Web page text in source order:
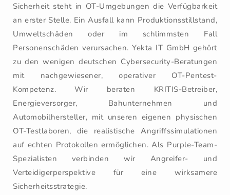
Sicherheit steht in OT-Umgebungen die Verfügbarkeit
an erster Stelle. Ein Ausfall kann Produktionsstillstand,
Umweltschäden oder im schlimmsten Fall
Personenschäden verursachen. Yekta IT GmbH gehört
zu den wenigen deutschen Cybersecurity-Beratungen
mit nachgewiesener, operativer OT-Pentest-
Kompetenz. Wir beraten KRITIS-Betreiber,
Energieversorger, Bahunternehmen und
Automobilhersteller, mit unseren eigenen physischen
OT-Testlaboren, die realistische Angriffssimulationen
auf echten Protokollen ermöglichen. Als Purple-Team-
Spezialisten verbinden wir Angreifer- und
Verteidigerperspektive für eine wirksamere
Sicherheitsstrategie.